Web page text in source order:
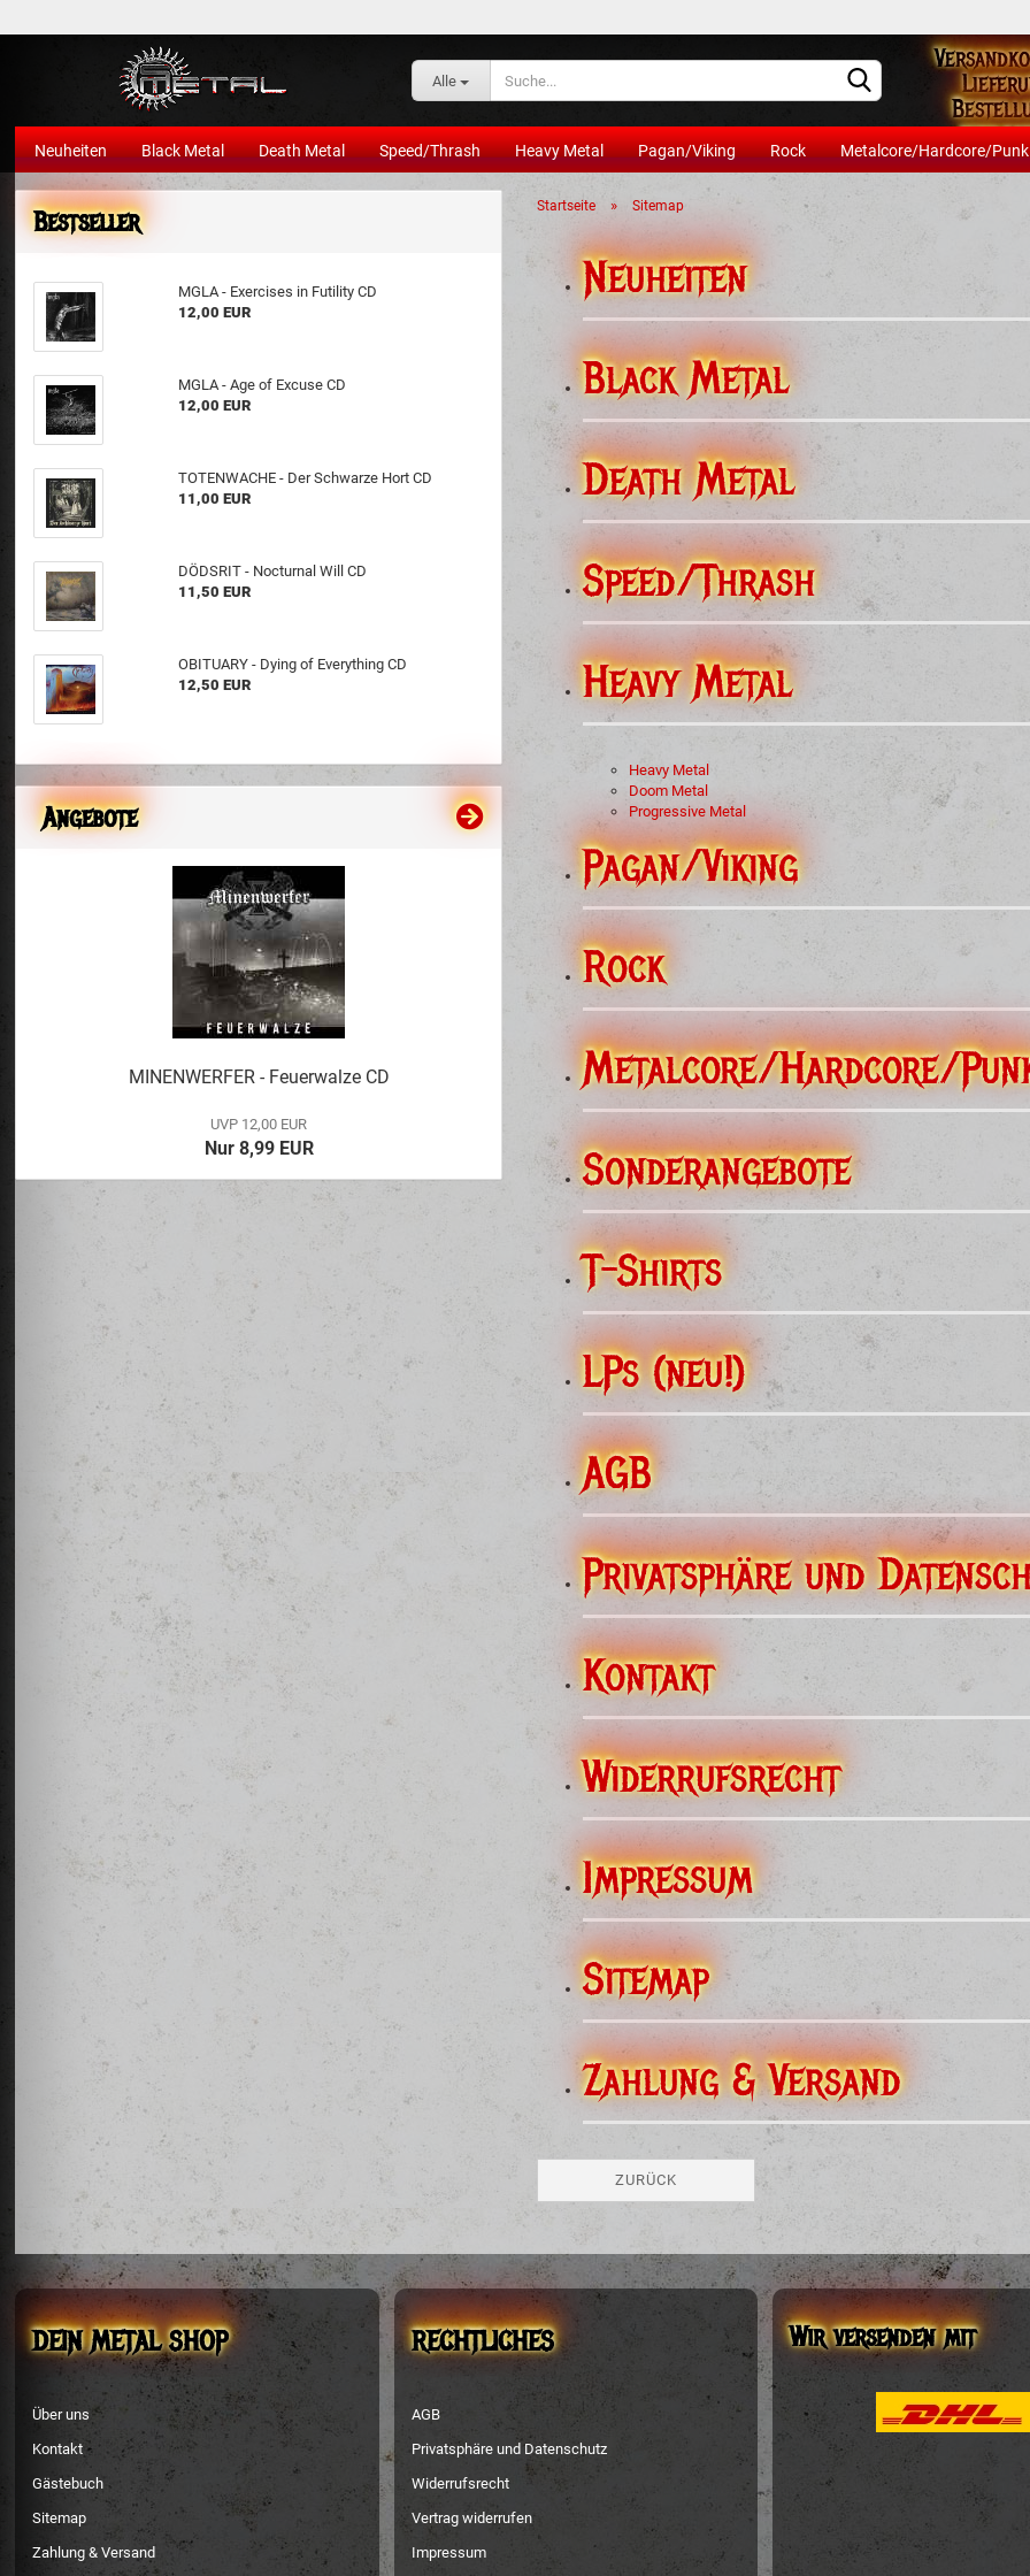
Lieferland
Alle
Neuheiten Black Metal Death Metal Speed/Thrash Heavy Metal Pagan/Viking Rock Metalcore/Hardcore/Punk
Startseite » Sitemap
Neuheiten
Black Metal
Death Metal
Speed/Thrash
Heavy Metal
Heavy Metal
Doom Metal
Progressive Metal
Pagan/Viking
Rock
Metalcore/Hardcore/
Sonderangebote
T-Shirts
LPs (neu!)
AGB
Privatsphäre und
Kontakt
Widerrufsrecht
Impressum
Sitemap
Zahlung & Versand
ZURÜCK
Bestseller
MGLA - Exercises in Futility CD
12,00 EUR
MGLA - Age of Excuse CD
12,00 EUR
TOTENWACHE - Der Schwarze Hort CD
11,00 EUR
DÖDSRIT - Nocturnal Will CD
11,50 EUR
OBITUARY - Dying of Everything CD
12,50 EUR
Angebote
MINENWERFER - Feuerwalze CD
UVP 12,00 EUR
Nur 8,99 EUR
DEIN METAL SHOP
Über uns
Kontakt
Gästebuch
Sitemap
Zahlung & Versand
RECHTLICHES
AGB
Privatsphäre und Datenschutz
Widerrufsrecht
Vertrag widerrufen
Impressum
Wir versenden mit